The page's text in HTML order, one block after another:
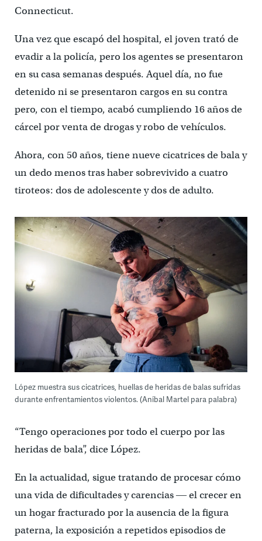
Connecticut.
Una vez que escapó del hospital, el joven trató de
evadir a la policía, pero los agentes se presentaron
en su casa semanas después. Aquel día, no fue
detenido ni se presentaron cargos en su contra
pero, con el tiempo, acabó cumpliendo 16 años de
cárcel por venta de drogas y robo de vehículos.
Ahora, con 50 años, tiene nueve cicatrices de bala y
un dedo menos tras haber sobrevivido a cuatro
tiroteos: dos de adolescente y dos de adulto.
López muestra sus cicatrices, huellas de heridas de balas sufridas
durante enfrentamientos violentos. (Aníbal Martel para palabra)
“Tengo operaciones por todo el cuerpo por las
heridas de bala”, dice López.
En la actualidad, sigue tratando de procesar cómo
una vida de dificultades y carencias ― el crecer en
un hogar fracturado por la ausencia de la figura
paterna, la exposición a repetidos episodios de